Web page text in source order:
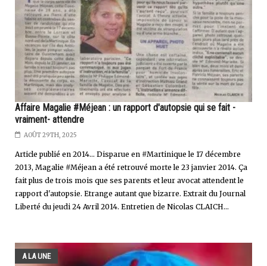
Affaire Magalie #Méjean : un rapport d'autopsie qui se fait -
vraiment- attendre
AOÛT 29TH, 2025
Article publié en 2014... Disparue en #Martinique le 17 décembre
2013, Magalie #Méjean a été retrouvé morte le 23 janvier 2014. Ça
fait plus de trois mois que ses parents et leur avocat attendent le
rapport d'autopsie. Etrange autant que bizarre. Extrait du Journal
Liberté du jeudi 24 Avril 2014. Entretien de Nicolas CLAICH...
A LA UNE